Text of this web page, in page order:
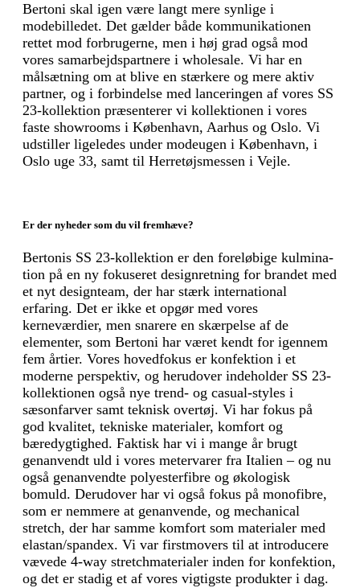
Bertoni skal igen være langt mere synlige i
modebilledet. Det gælder både kommunikationen
rettet mod forbrugerne, men i høj grad også mod
vores samarbejdspartnere i wholesale. Vi har en
målsætning om at blive en stærkere og mere aktiv
partner, og i forbindelse med lanceringen af vores SS
23-kollektion præsenterer vi kollektionen i vores
faste showrooms i København, Aarhus og Oslo. Vi
udstiller ligeledes under modeugen i København, i
Oslo uge 33, samt til Herretøjsmessen i Vejle.
Er der nyheder som du vil fremhæve?
Bertonis SS 23-kollektion er den foreløbige kulmina­
tion på en ny fokuseret designretning for brandet med
et nyt designteam, der har stærk international
erfaring. Det er ikke et opgør med vores
kerneværdier, men snarere en skærpelse af de
elementer, som Bertoni har været kendt for igennem
fem årtier. Vores hovedfokus er konfektion i et
moderne perspektiv, og herudover indeholder SS 23-
kollektionen også nye trend- og casual-styles i
sæsonfarver samt teknisk overtøj. Vi har fokus på
god kvalitet, tekniske materialer, komfort og
bæredygtighed. Faktisk har vi i mange år brugt
genanvendt uld i vores metervarer fra Italien – og nu
også genanvendte polyesterfibre og økologisk
bomuld. Derudover har vi også fokus på monofibre,
som er nemmere at genanvende, og mechanical
stretch, der har samme komfort som materialer med
elastan/spandex. Vi var firstmovers til at introducere
vævede 4-way stretchmaterialer inden for konfektion,
og det er stadig et af vores vigtigste produkter i dag.